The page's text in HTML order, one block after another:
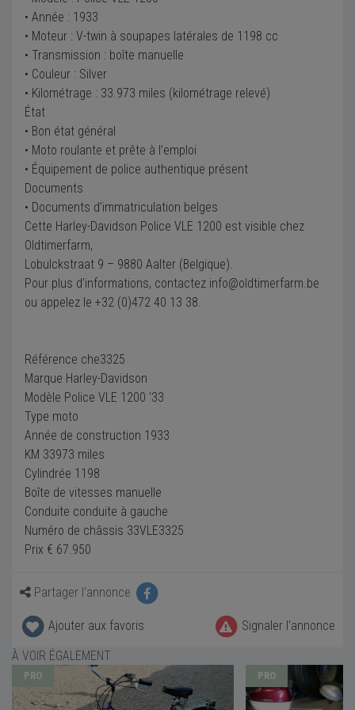
• Année : 1933
• Moteur : V-twin à soupapes latérales de 1198 cc
• Transmission : boîte manuelle
• Couleur : Silver
• Kilométrage : 33.973 miles (kilométrage relevé)
État
• Bon état général
• Moto roulante et prête à l’emploi
• Équipement de police authentique présent
Documents
• Documents d’immatriculation belges
Cette Harley-Davidson Police VLE 1200 est visible chez
Oldtimerfarm,
Lobulckstraat 9 – 9880 Aalter (Belgique).
Pour plus d’informations, contactez info@oldtimerfarm.be
ou appelez le +32 (0)472 40 13 38.
Référence che3325
Marque Harley-Davidson
Modèle Police VLE 1200 '33
Type moto
Année de construction 1933
KM 33973 miles
Cylindrée 1198
Boîte de vitesses manuelle
Conduite conduite à gauche
Numéro de châssis 33VLE3325
Prix € 67.950
Partager l'annonce
Ajouter aux favoris
Signaler l'annonce
À VOIR ÉGALEMENT
PRO PRO